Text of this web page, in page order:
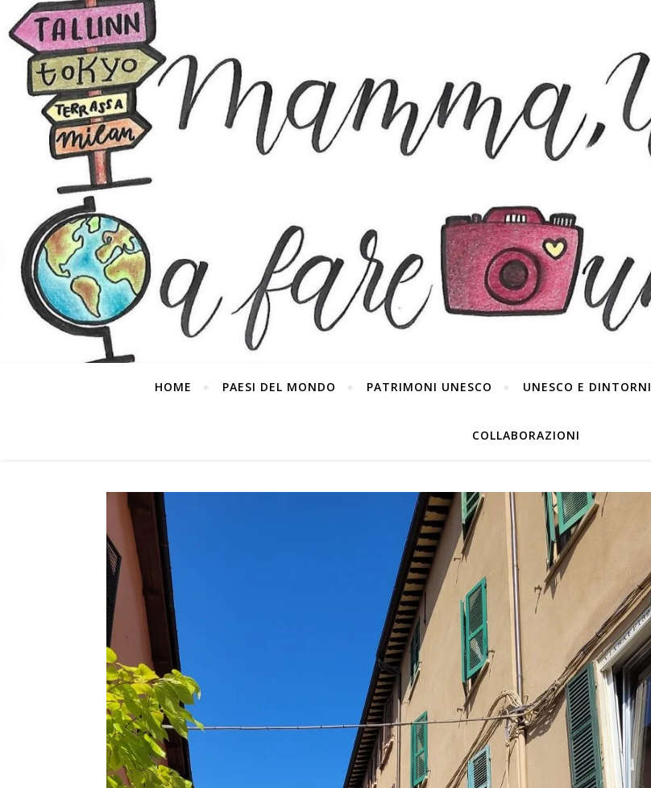
HOME PAESI DEL MONDO PATRIMONI UNESCO UNESCO E DINTORNI
COLLABORAZIONI